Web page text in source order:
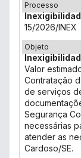
Processo
15/2026/INEX
Objeto
Valor
Contratação
de serviços
Segurança
necessárias
atender as
Cardoso/SE.